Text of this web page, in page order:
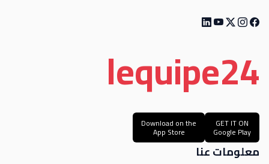
lequipe24
GET IT ON
Google Play
Download on the
App Store
معلومات عنا